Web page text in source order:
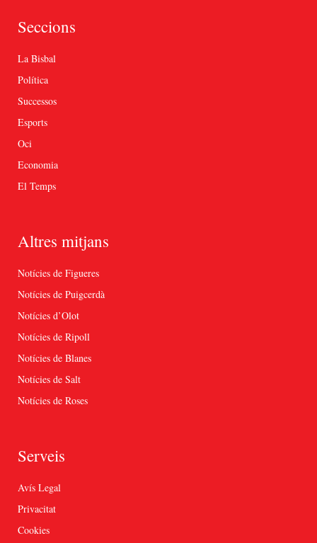
Seccions
La Bisbal
Política
Successos
Esports
Oci
Economia
El Temps
Altres mitjans
Notícies de Figueres
Notícies de Puigcerdà
Notícies d’Olot
Notícies de Ripoll
Notícies de Blanes
Notícies de Salt
Notícies de Roses
Serveis
Avís Legal
Privacitat
Cookies